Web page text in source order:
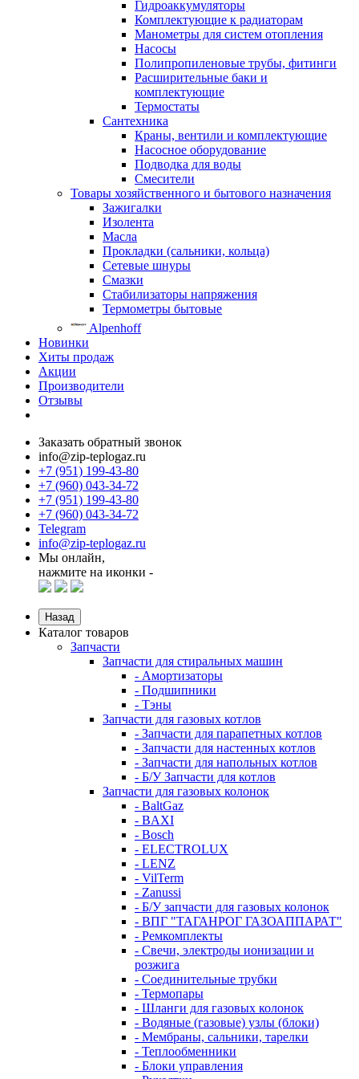
Гидроаккумуляторы
Комплектующие к радиаторам
Манометры для систем отопления
Насосы
Полипропиленовые трубы, фитинги
Расширительные баки и
комплектующие
Термостаты
Сантехника
Краны, вентили и комплектующие
Насосное оборудование
Подводка для воды
Смесители
Товары хозяйственного и бытового назначения
Зажигалки
Изолента
Масла
Прокладки (сальники, кольца)
Сетевые шнуры
Смазки
Стабилизаторы напряжения
Термометры бытовые
Alpenhoff
Новинки
Хиты продаж
Акции
Производители
Отзывы
Заказать обратный звонок
info@zip-teplogaz.ru
+7 (951) 199-43-80
+7 (960) 043-34-72
+7 (951) 199-43-80
+7 (960) 043-34-72
Telegram
info@zip-teplogaz.ru
Мы онлайн,
нажмите на иконки -
Назад
Каталог товаров
Запчасти
Запчасти для стиральных машин
- Амортизаторы
- Подшипники
- Тэны
Запчасти для газовых котлов
- Запчасти для парапетных котлов
- Запчасти для настенных котлов
- Запчасти для напольных котлов
- Б/У Запчасти для котлов
Запчасти для газовых колонок
- BaltGaz
- BAXI
- Bosch
- ELECTROLUX
- LENZ
- VilTerm
- Zanussi
- Б/У запчасти для газовых колонок
- ВПГ "ТАГАНРОГ ГАЗОАППАРАТ"
- Ремкомплекты
- Свечи, электроды ионизации и
розжига
- Соединительные трубки
- Термопары
- Шланги для газовых колонок
- Водяные (газовые) узлы (блоки)
- Мембраны, сальники, тарелки
- Теплообменники
- Блоки управления